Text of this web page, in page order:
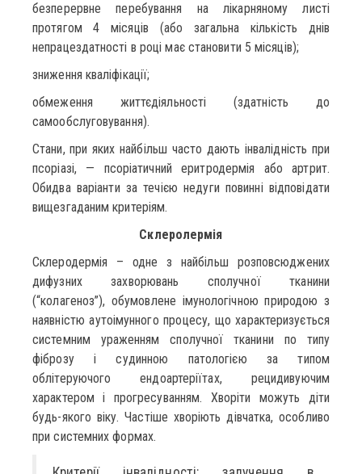
безперервне перебування на лікарняному листі
протягом 4 місяців (або загальна кількість днів
непрацездатності в році має становити 5 місяців);
зниження кваліфікації;
обмеження життєдіяльності (здатність до
самообслуговування).
Стани, при яких найбільш часто дають інвалідність при
псоріазі, — псоріатичний еритродермія або артрит.
Обидва варіанти за течією недуги повинні відповідати
вищезгаданим критеріям.
Склеролермія
Склеродермія – одне з найбільш розповсюджених
дифузних захворювань сполучної тканини
(“колагеноз”), обумовлене імунологічною природою з
наявністю аутоімунного процесу, що характеризується
системним ураженням сполучної тканини по типу
фіброзу і судинною патологією за типом
облітеруючого ендоартеріїтах, рецидивуючим
характером і прогресуванням. Хворіти можуть діти
будь-якого віку. Частіше хворіють дівчатка, особливо
при системних формах.